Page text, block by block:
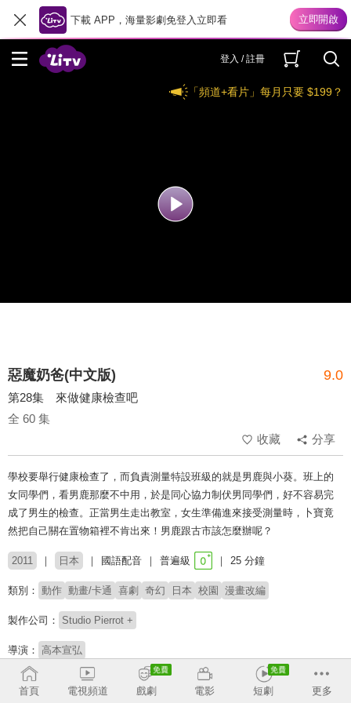
下載 APP，海量影劇免登入立即看
登入 / 註冊
「頻道+看片」每月只要 $199？
惡魔奶爸(中文版) 9.0
第28集 來做健康檢查吧
全 60 集
收藏
分享
學校要舉行健康檢查了，而負責測量特設班級的就是男鹿與小葵。班上的
女同學們，看男鹿那麼不中用，於是同心協力制伏男同學們，好不容易完
成了男生的檢查。正當男生走出教室，女生準備進來接受測量時，卜寶竟
然把自己關在置物箱裡不肯出來！男鹿跟古市該怎麼辦呢？
2011 日本 國語配音 普遍級 25 分鐘
類別： 動作 動畫/卡通 喜劇 奇幻 日本 校園 漫畫改編
製作公司： Studio Pierrot +
導演： 高本宣弘
配音： 林美秀 龍顯蕙 林士程
梁興昌
首頁
電視頻道 戲劇 電影 短劇 更多